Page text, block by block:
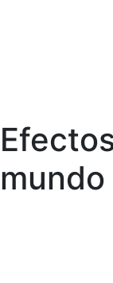
mundo